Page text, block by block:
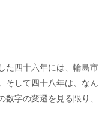
た四十六年には、輪島市
そして四十八年は、なん
字の変遷を見る限り、